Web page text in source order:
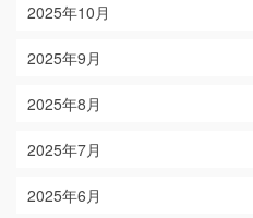
2025年10月
2025年9月
2025年8月
2025年7月
2025年6月